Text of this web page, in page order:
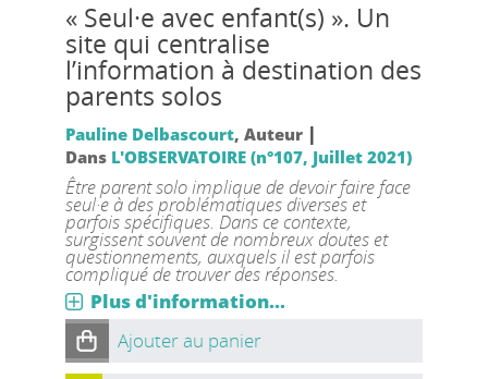
« Seul·e avec enfant(s) ». Un
site qui centralise
l’information à destination des
parents solos
Pauline Delbascourt, Auteur |
Dans L'OBSERVATOIRE (n°107, Juillet 2021)
Être parent solo implique de devoir faire face
seul·e à des problématiques diverses et
parfois spécifiques. Dans ce contexte,
surgissent souvent de nombreux doutes et
questionnements, auxquels il est parfois
compliqué de trouver des réponses.
Plus d'information...
Ajouter au panier